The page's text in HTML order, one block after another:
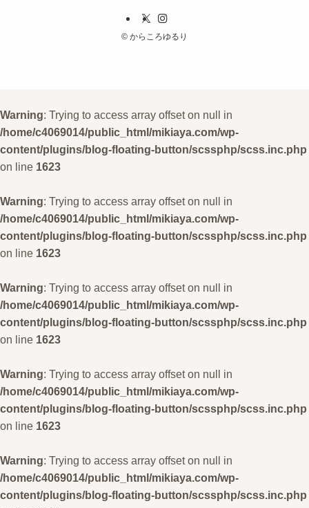
© からころゆるり
Warning: Trying to access array offset on null in
/home/c4069014/public_html/mikiaya.com/wp-
content/plugins/blog-floating-button/scssphp/scss.inc.php
on line 1623
Warning: Trying to access array offset on null in
/home/c4069014/public_html/mikiaya.com/wp-
content/plugins/blog-floating-button/scssphp/scss.inc.php
on line 1623
Warning: Trying to access array offset on null in
/home/c4069014/public_html/mikiaya.com/wp-
content/plugins/blog-floating-button/scssphp/scss.inc.php
on line 1623
Warning: Trying to access array offset on null in
/home/c4069014/public_html/mikiaya.com/wp-
content/plugins/blog-floating-button/scssphp/scss.inc.php
on line 1623
Warning: Trying to access array offset on null in
/home/c4069014/public_html/mikiaya.com/wp-
content/plugins/blog-floating-button/scssphp/scss.inc.php